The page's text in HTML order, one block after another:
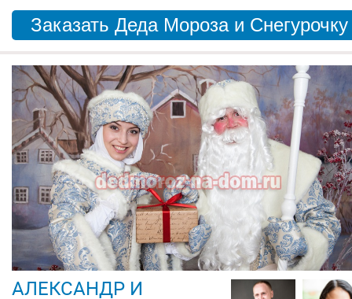
Заказать Деда Мороза и Снегурочку
АЛЕКСАНДР И